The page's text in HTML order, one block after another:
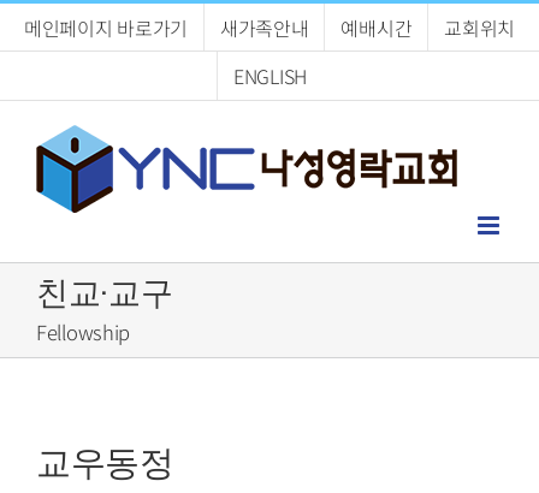
메인페이지 바로가기 새가족안내 예배시간
교회위치
ENGLISH
친교·교구
Fellowship
교우동정